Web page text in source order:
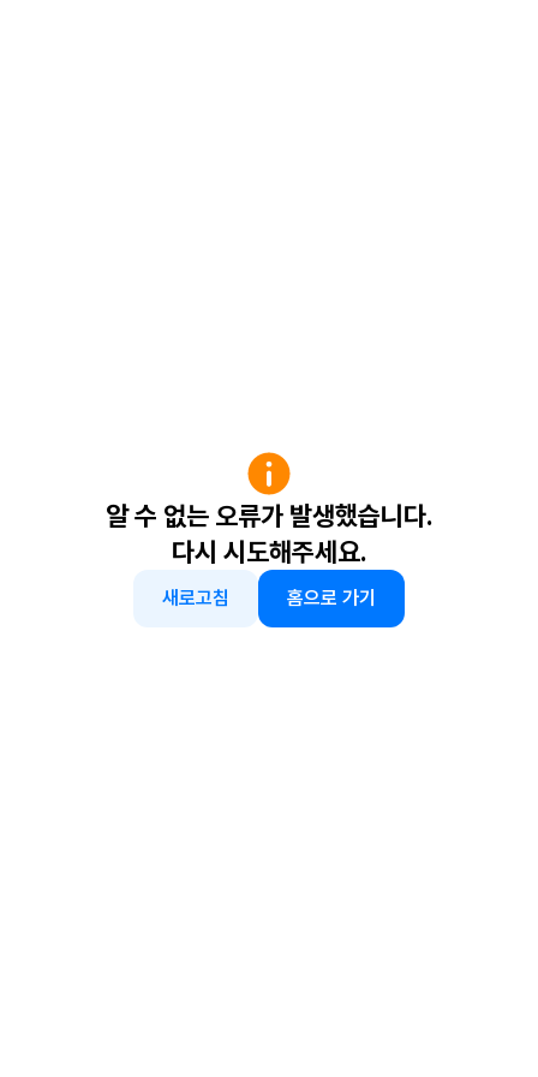
알 수 없는 오류가 발생했습니다.
다시 시도해주세요.
새로고침 홈으로 가기